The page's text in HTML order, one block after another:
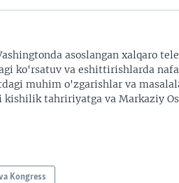
asoslangan xalqaro
ko'rsatuv va eshittirishlarda
muhim o'zgarishlar va
kishilik tahririyatga va Markaziy
Kongress